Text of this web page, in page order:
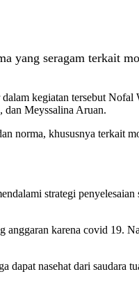
yang seragam terkait
kegiatan tersebut
Meyssalina Aruan.
norma, khususnya terkait
strategi
anggaran karena covid 19.
dapat nasehat dari saudara